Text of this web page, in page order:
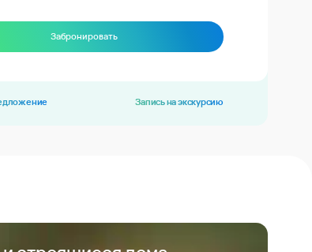
Забронировать
Запись на экскурсию